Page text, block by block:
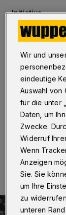
Initiative
FDP
Wuppertal·
begrüßt die
Bergbahn.
Vereins
zur
18.08.2018 ,
Wir und
eindeutige
Auswahl von
für die unter
Daten, um
Zwecke.
Widerruf
Wenn
Anzeigen
Sie. Sie
um Ihre
zu
unteren